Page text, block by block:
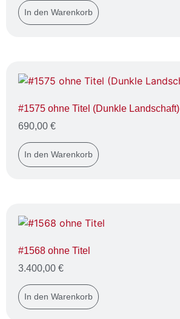
In den Warenkorb
#1575 ohne Titel (Dunkle Landschaft)
690,00 €
In den Warenkorb
#1568 ohne Titel
3.400,00 €
In den Warenkorb